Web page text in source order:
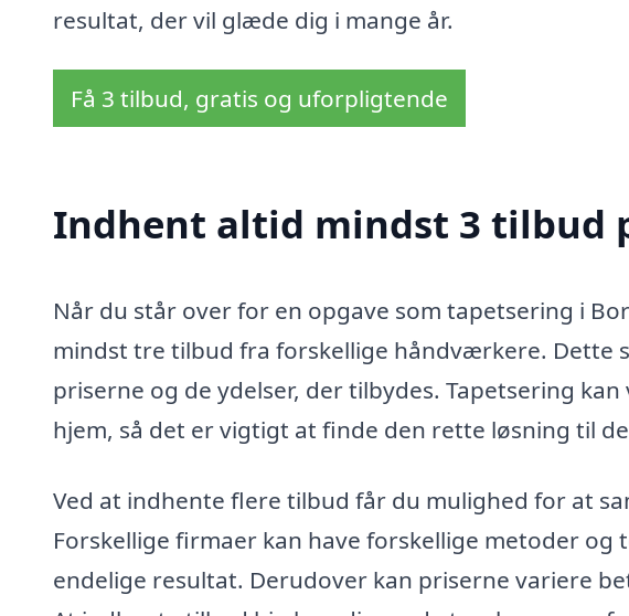
resultat, der vil glæde dig i mange år.
Få 3 tilbud, gratis og uforpligtende
Indhent altid mindst 3 tilbud
Når du står over for en opgave som tapetsering i
mindst tre tilbud fra forskellige håndværkere. Dette
priserne og de ydelser, der tilbydes. Tapetsering
hjem, så det er vigtigt at finde den rette løsning til
Ved at indhente flere tilbud får du mulighed for at
Forskellige firmaer kan have forskellige metoder og
endelige resultat. Derudover kan priserne variere